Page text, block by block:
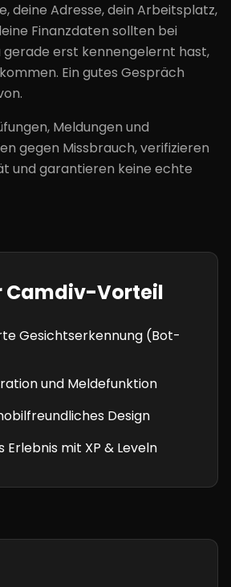
deine Adresse, dein Arbeitsplatz,
Finanzdaten sollten bei
gerade erst kennengelernt hast,
Ein gutes Gespräch
Meldungen und
gegen Missbrauch, verifizieren
und garantieren keine echte
Camdiv-Vorteil
Gesichtserkennung (Bot-
und Meldefunktion
Design
Erlebnis mit XP & Leveln